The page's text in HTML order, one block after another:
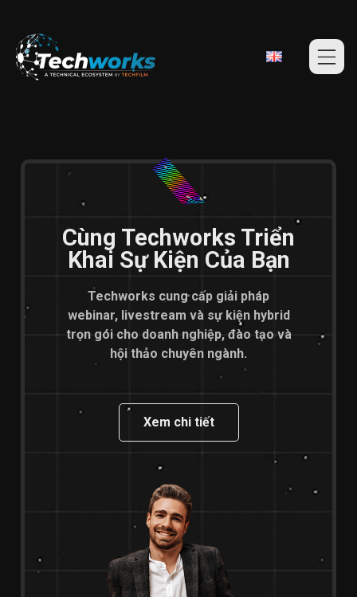
Cùng Techworks Triển
Khai Sự Kiện Của Bạn
Techworks cung cấp giải pháp
webinar, livestream và sự kiện hybrid
trọn gói cho doanh nghiệp, đào tạo và
hội thảo chuyên ngành.
Xem chi tiết